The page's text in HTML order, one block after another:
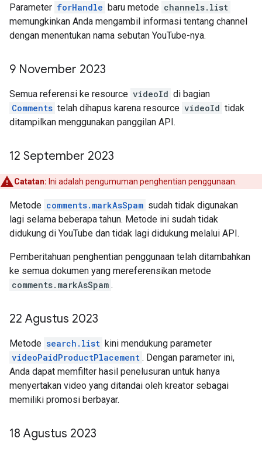
Parameter forHandle baru metode channels.list
memungkinkan Anda mengambil informasi tentang channel
dengan menentukan nama sebutan YouTube-nya.
9 November 2023
Semua referensi ke resource videoId di bagian
Comments telah dihapus karena resource videoId tidak
ditampilkan menggunakan panggilan API.
12 September 2023
Catatan: Ini adalah pengumuman penghentian penggunaan.
Metode comments.markAsSpam sudah tidak digunakan
lagi selama beberapa tahun. Metode ini sudah tidak
didukung di YouTube dan tidak lagi didukung melalui API.
Pemberitahuan penghentian penggunaan telah ditambahkan
ke semua dokumen yang mereferensikan metode
comments.markAsSpam .
22 Agustus 2023
Metode search.list kini mendukung parameter
videoPaidProductPlacement . Dengan parameter ini,
Anda dapat memfilter hasil penelusuran untuk hanya
menyertakan video yang ditandai oleh kreator sebagai
memiliki promosi berbayar.
18 Agustus 2023